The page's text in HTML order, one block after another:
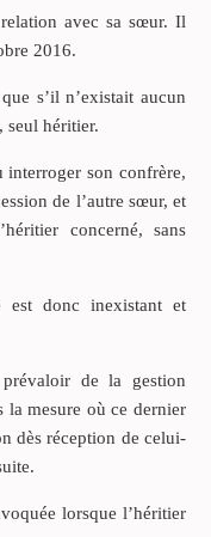
avec sa sœur. Il
2016.
s’il n’existait aucun
seul héritier.
son confrère,
de l’autre sœur, et
concerné, sans
est donc inexistant et
de la gestion
la mesure où ce dernier
dès réception de celui-
lorsque l’héritier